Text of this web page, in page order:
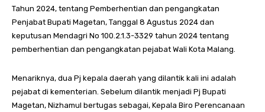
Tahun 2024, tentang Pemberhentian dan pengangkatan
Penjabat Bupati Magetan, Tanggal 8 Agustus 2024 dan
keputusan Mendagri No 100.2.1.3-3329 tahun 2024 tentang
pemberhentian dan pengangkatan pejabat Wali Kota Malang.
Menariknya, dua Pj kepala daerah yang dilantik kali ini adalah
pejabat di kementerian. Sebelum dilantik menjadi Pj Bupati
Magetan, Nizhamul bertugas sebagai, Kepala Biro Perencanaan